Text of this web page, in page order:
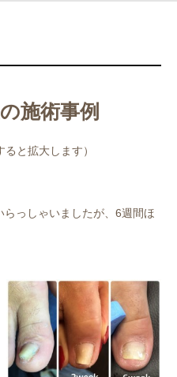
施術事例
ると拡大します）
っしゃいましたが、6週間ほ